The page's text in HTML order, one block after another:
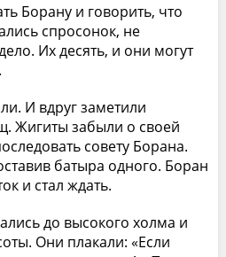
Борану и говорить, что
спросонок, не
Их десять, и они могут
И вдруг заметили
Жигиты забыли о своей
совету Борана.
батыра одного. Боран
и стал ждать.
до высокого холма и
Они плакали: «Если